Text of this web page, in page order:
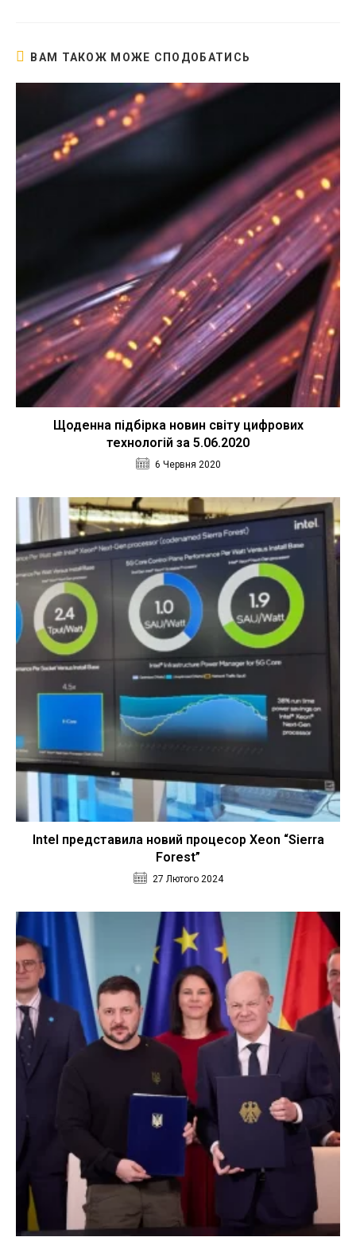
ВАМ ТАКОЖ МОЖЕ СПОДОБАТИСЬ
Щоденна підбірка новин світу цифрових
технологій за 5.06.2020
6 Червня 2020
Intel представила новий процесор Xeon “Sierra
Forest”
27 Лютого 2024